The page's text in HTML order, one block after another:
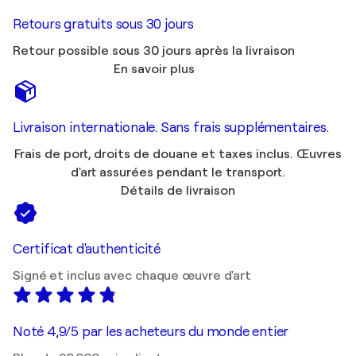
Retours gratuits sous 30 jours
Retour possible sous 30 jours après la livraison
En savoir plus
Livraison internationale. Sans frais supplémentaires.
Frais de port, droits de douane et taxes inclus. Œuvres
d'art assurées pendant le transport.
Détails de livraison
Certificat d'authenticité
Signé et inclus avec chaque œuvre d'art
Noté 4,9/5 par les acheteurs du monde entier